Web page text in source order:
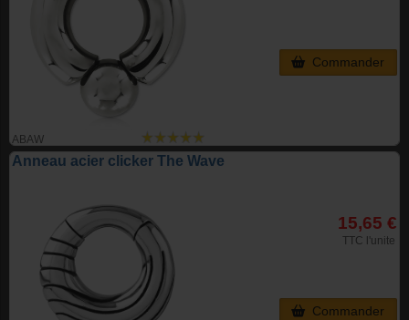
ABAW
Commander
Anneau acier clicker The Wave
15,65 €
TTC l'unite
Commander